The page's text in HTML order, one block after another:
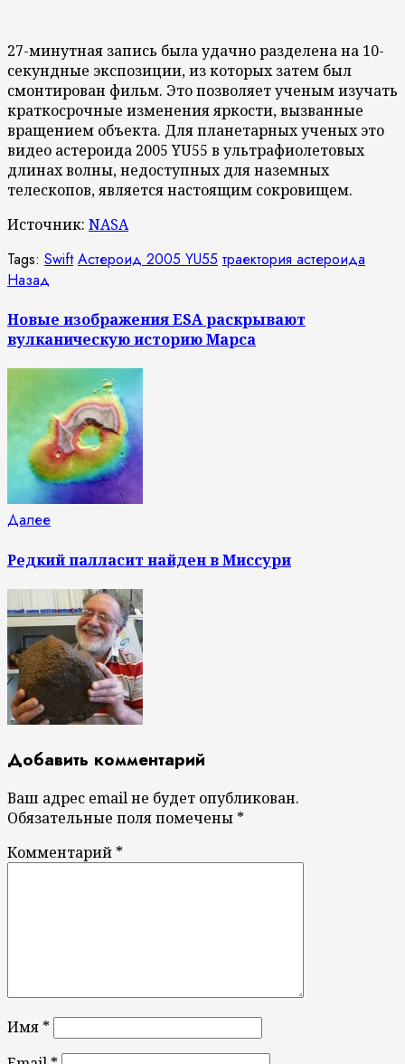
27-минутная запись была удачно разделена на 10-
секундные экспозиции, из которых затем был
смонтирован фильм. Это позволяет ученым изучать
краткосрочные изменения яркости, вызванные
вращением объекта. Для планетарных ученых это
видео астероида 2005 YU55 в ультрафиолетовых
длинах волны, недоступных для наземных
телескопов, является настоящим сокровищем.
Источник: NASA
Tags: Swift Астероид 2005 YU55 траектория астероида
Продолжить
чтение
Назад
Новые изображения ESA раскрывают
вулканическую историю Марса
ДалееСледующая
Редкий палласит найден в Миссури
Добавить комментарий
Ваш адрес email не будет опубликован.
Обязательные поля помечены *
Комментарий *
Имя *